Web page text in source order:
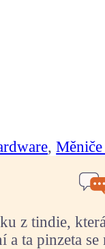
,
z tindie,
a ta pinzeta